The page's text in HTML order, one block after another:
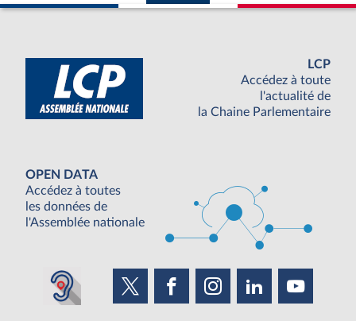
LCP
Accédez à toute
l'actualité de
la Chaine Parlementaire
OPEN DATA
Accédez à toutes
les données de
l'Assemblée nationale